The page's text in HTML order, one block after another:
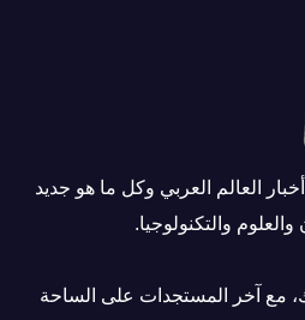
العالم العربي وكل ما هو جديد
والتكنولوجيا.
مع آخر المستجدات على الساحة